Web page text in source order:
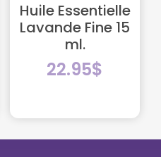
Huile Essentielle
Lavande Fine 15
ml.
22.95$